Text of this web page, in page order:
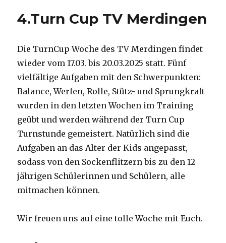
4.Turn Cup TV Merdingen
Die TurnCup Woche des TV Merdingen findet
wieder vom 17.03. bis 20.03.2025 statt.Fünf
vielfältige Aufgaben mit den Schwerpunkten:
Balance,Werfen, Rolle, Stütz- und Sprungkraft
wurden in den letzten Wochen im Training
geübt und werden während der Turn Cup
Turnstunde gemeistert. Natürlich sind die
Aufgaben an das Alter der Kids angepasst,
sodass von den Sockenflitzern bis zu den 12
jährigen Schülerinnen und Schülern, alle
mitmachen können.
Wir freuen uns auf eine tolle Woche mit Euch.